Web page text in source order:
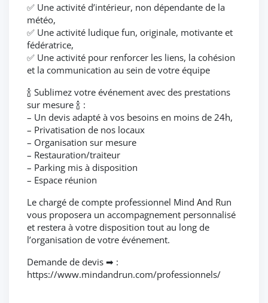
✅ Une activité d’intérieur, non dépendante de la
météo,
✅ Une activité ludique fun, originale, motivante et
fédératrice,
✅ Une activité pour renforcer les liens, la cohésion
et la communication au sein de votre équipe
🍾 Sublimez votre événement avec des prestations
sur mesure 🍾 :
– Un devis adapté à vos besoins en moins de 24h,
– Privatisation de nos locaux
– Organisation sur mesure
– Restauration/traiteur
– Parking mis à disposition
– Espace réunion
Le chargé de compte professionnel Mind And Run
vous proposera un accompagnement personnalisé
et restera à votre disposition tout au long de
l’organisation de votre événement.
Demande de devis ➡ :
https://www.mindandrun.com/professionnels/